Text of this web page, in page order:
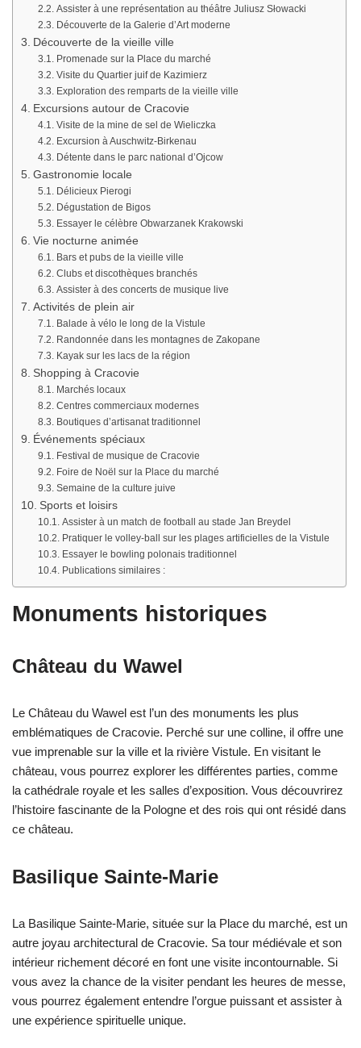
Assister à une représentation au théâtre Juliusz Słowacki
Découverte de la Galerie d’Art moderne
Découverte de la vieille ville
Promenade sur la Place du marché
Visite du Quartier juif de Kazimierz
Exploration des remparts de la vieille ville
Excursions autour de Cracovie
Visite de la mine de sel de Wieliczka
Excursion à Auschwitz-Birkenau
Détente dans le parc national d’Ojcow
Gastronomie locale
Délicieux Pierogi
Dégustation de Bigos
Essayer le célèbre Obwarzanek Krakowski
Vie nocturne animée
Bars et pubs de la vieille ville
Clubs et discothèques branchés
Assister à des concerts de musique live
Activités de plein air
Balade à vélo le long de la Vistule
Randonnée dans les montagnes de Zakopane
Kayak sur les lacs de la région
Shopping à Cracovie
Marchés locaux
Centres commerciaux modernes
Boutiques d’artisanat traditionnel
Événements spéciaux
Festival de musique de Cracovie
Foire de Noël sur la Place du marché
Semaine de la culture juive
Sports et loisirs
Assister à un match de football au stade Jan Breydel
Pratiquer le volley-ball sur les plages artificielles de la Vistule
Essayer le bowling polonais traditionnel
Publications similaires :
Monuments historiques
Château du Wawel
Le Château du Wawel est l’un des monuments les plus
emblématiques de Cracovie. Perché sur une colline, il offre une
vue imprenable sur la ville et la rivière Vistule. En visitant le
château, vous pourrez explorer les différentes parties, comme
la cathédrale royale et les salles d’exposition. Vous découvrirez
l’histoire fascinante de la Pologne et des rois qui ont résidé dans
ce château.
Basilique Sainte-Marie
La Basilique Sainte-Marie, située sur la Place du marché, est un
autre joyau architectural de Cracovie. Sa tour médiévale et son
intérieur richement décoré en font une visite incontournable. Si
vous avez la chance de la visiter pendant les heures de messe,
vous pourrez également entendre l’orgue puissant et assister à
une expérience spirituelle unique.